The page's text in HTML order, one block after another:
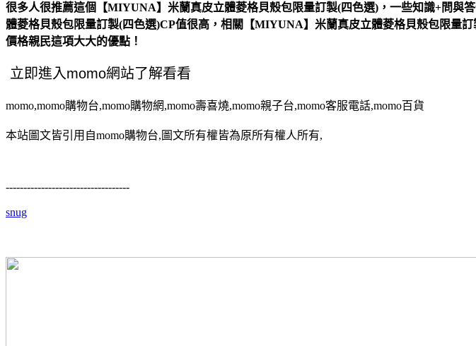
很多人很推薦這個【MIYUNA】米蘭真皮立體菱格貝殼包限量訂製(四色選)，一些知識+問
體菱格貝殼包限量訂製(四色選)CP值很高，相關【MIYUNA】米蘭真皮立體菱格貝殼包限量
價格親民這項大大的優點！
momo,momo購物台,momo購物網,momo壽喜燒,momo親子台,momo客服電話,momo百貨
本站圖文皆引用自momo購物台,圖文所有權皆為原所有權人所有,
-----------------------------------
snug